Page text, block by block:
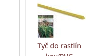
Tyč do rastlín